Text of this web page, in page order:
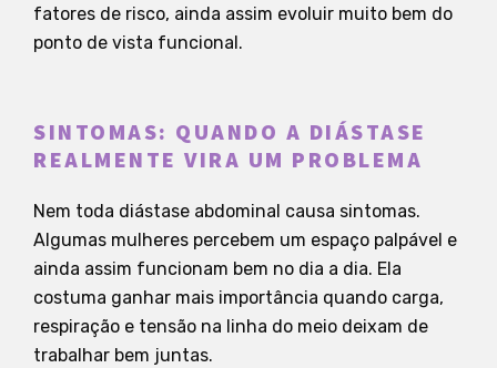
fatores de risco, ainda assim evoluir muito bem do
ponto de vista funcional.
SINTOMAS: QUANDO A DIÁSTASE
REALMENTE VIRA UM PROBLEMA
Nem toda diástase abdominal causa sintomas.
Algumas mulheres percebem um espaço palpável e
ainda assim funcionam bem no dia a dia. Ela
costuma ganhar mais importância quando carga,
respiração e tensão na linha do meio deixam de
trabalhar bem juntas.